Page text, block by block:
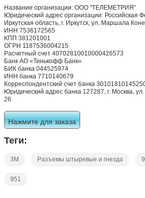
Название организации: ООО "ТЕЛЕМЕТРИЯ"
Юридический адрес организации: Российская
Иркутская область, г. Иркутск, ул. Маршала
ИНН 7536172565
КПП 381201001
ОГРН 1187536004215
Расчетный счет 40702810010000426573
Банк АО «Тинькофф Банк»
БИК банка 044525974
ИНН банка 7710140679
Корреспондентский счет банка
Юридический адрес банка 127287, г. Москва,
26
Нажмите для заказа
Теги:
3M Разъемы штыревые и гнезда
951